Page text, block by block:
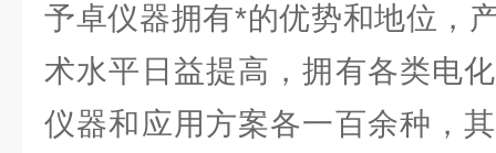
予卓仪器拥有*的优势和地位，
术水平日益提高，拥有各类电
仪器和应用方案各一百余种，